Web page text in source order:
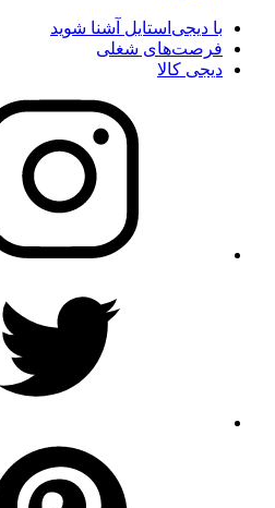
با دیجی‌استایل آشنا شوید
فرصت‌های شغلی
دیجی کالا